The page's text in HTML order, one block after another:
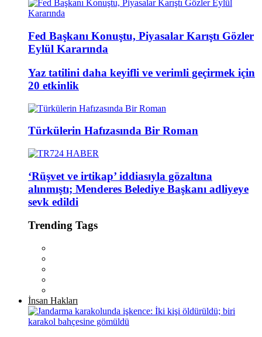
Fed Başkanı Konuştu, Piyasalar Karıştı Gözler
Eylül Kararında
Yaz tatilini daha keyifli ve verimli geçirmek için
20 etkinlik
Türkülerin Hafızasında Bir Roman
‘Rüşvet ve irtikap’ iddiasıyla gözaltına
alınmıştı; Menderes Belediye Başkanı adliyeye
sevk edildi
Trending Tags
İnsan Hakları